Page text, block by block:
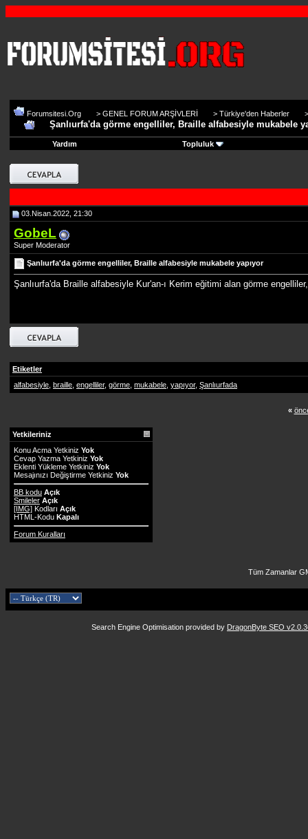
Forumsitesi.Org > GENEL FORUM ARŞİVLERİ > Türkiye'den Haberler
Şanlıurfa'da görme engelliler, Braille alfabesiyle mukabele
Yardım Topluluk
03.Nisan.2022, 21:30
GobeL
Super Moderator
Şanlıurfa'da görme engelliler, Braille alfabesiyle mukabele yapıyor
Şanlıurfa'da Braille alfabesiyle Kur'an-ı Kerim eğitimi alan görme
Etiketler
alfabesiyle braille engelliler, görme mukabele yapıyor, Şanlıurfada
«
Yetkileriniz
Konu Acma Yetkiniz Yok
Cevap Yazma Yetkiniz Yok
Eklenti Yükleme Yetkiniz Yok
Mesajınızı Değiştirme Yetkiniz Yok
BB kodu Açık
Smileler Açık
[IMG] Kodları Açık
HTML-Kodu Kapalı
Forum Kuralları
Tüm Zamanlar
Search Engine Optimisation provided by DragonByte SEO